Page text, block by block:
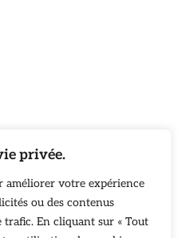
privée.
améliorer votre expérience
ou des contenus
En cliquant sur « Tout